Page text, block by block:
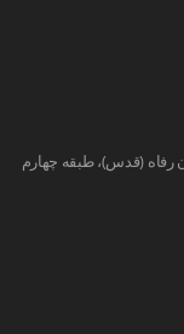
رفاه (قدس)، طبقه چهارم